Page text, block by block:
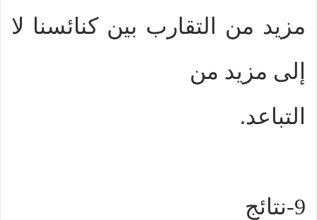
مزيد من التقارب بين كنائسنا لا
إلى مزيد من
التباعد.
9-نتائج